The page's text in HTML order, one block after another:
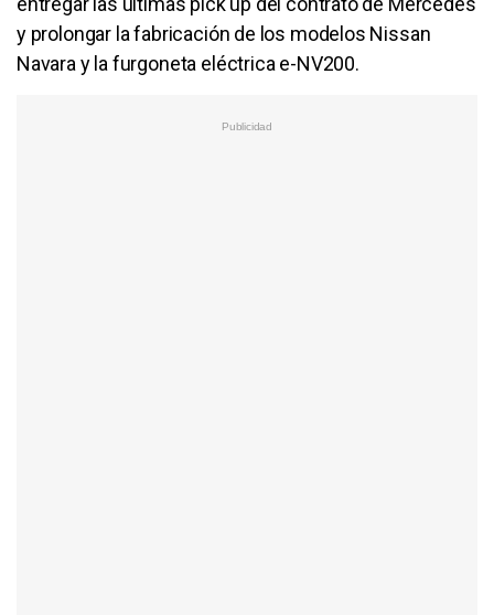
y prolongar la fabricación de los modelos Nissan
Navara y la furgoneta eléctrica e-NV200.